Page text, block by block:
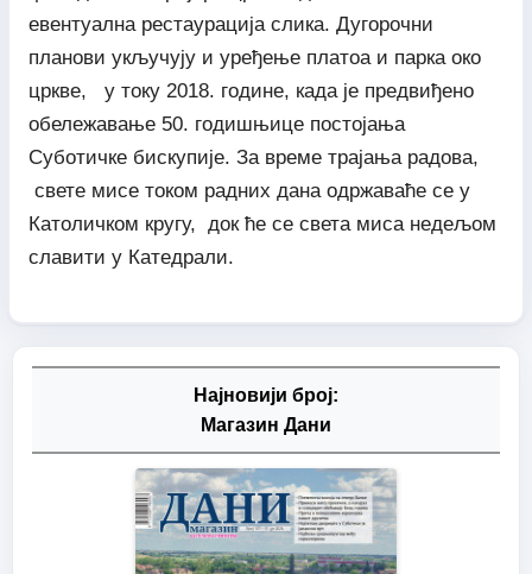
евентуална рестаурација слика. Дугорочни
планови укључују и уређење платоа и парка око
цркве, у току 2018. године, када је предвиђено
обележавање 50. годишњице постојања
Суботичке бискупије. За време трајања радова,
свете мисе током радних дана одржаваће се у
Католичком кругу, док ће се света миса недељом
славити у Катедрали.
Најновији број:
Магазин Дани